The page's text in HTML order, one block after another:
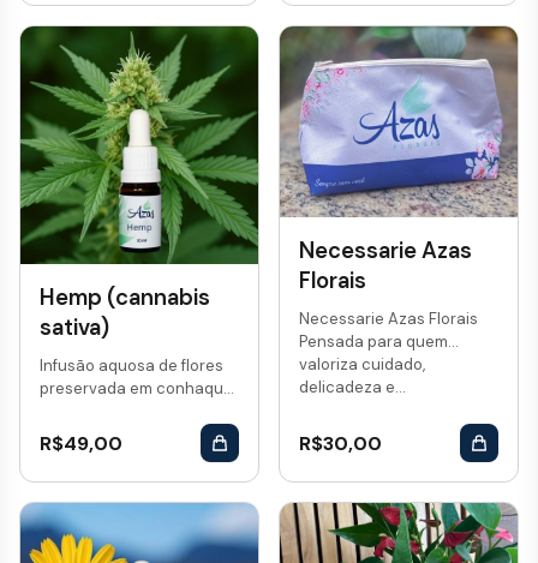
Hemp (cannabis
sativa)
Infusão aquosa de flores
preservada em conhaque.
R$49,00
Necessarie Azas
Florais
Necessarie Azas Florais
Pensada para quem
valoriza cuidado,
delicadeza e...
R$30,00